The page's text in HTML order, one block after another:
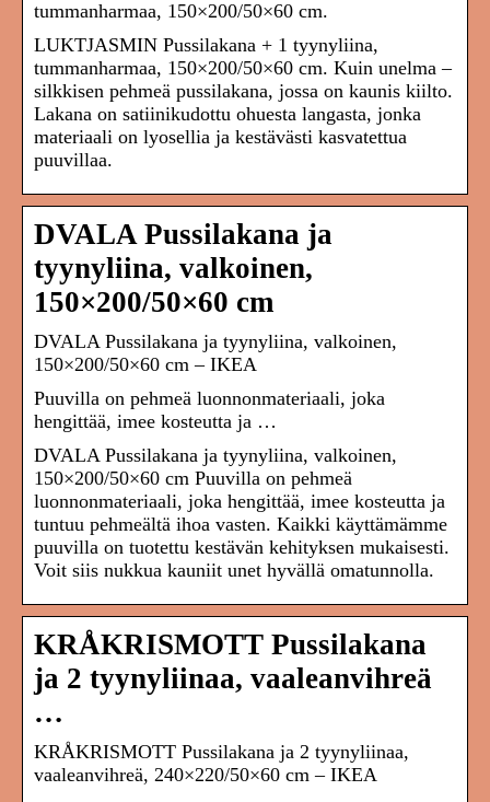
tummanharmaa, 150×200/50×60 cm.
LUKTJASMIN Pussilakana + 1 tyynyliina,
tummanharmaa, 150×200/50×60 cm. Kuin unelma –
silkkisen pehmeä pussilakana, jossa on kaunis kiilto.
Lakana on satiinikudottu ohuesta langasta, jonka
materiaali on lyosellia ja kestävästi kasvatettua
puuvillaa.
DVALA Pussilakana ja
tyynyliina, valkoinen,
150×200/50×60 cm
DVALA Pussilakana ja tyynyliina, valkoinen,
150×200/50×60 cm – IKEA
Puuvilla on pehmeä luonnonmateriaali, joka
hengittää, imee kosteutta ja …
DVALA Pussilakana ja tyynyliina, valkoinen,
150×200/50×60 cm Puuvilla on pehmeä
luonnonmateriaali, joka hengittää, imee kosteutta ja
tuntuu pehmeältä ihoa vasten. Kaikki käyttämämme
puuvilla on tuotettu kestävän kehityksen mukaisesti.
Voit siis nukkua kauniit unet hyvällä omatunnolla.
KRÅKRISMOTT Pussilakana
ja 2 tyynyliinaa, vaaleanvihreä
…
KRÅKRISMOTT Pussilakana ja 2 tyynyliinaa,
vaaleanvihreä, 240×220/50×60 cm – IKEA